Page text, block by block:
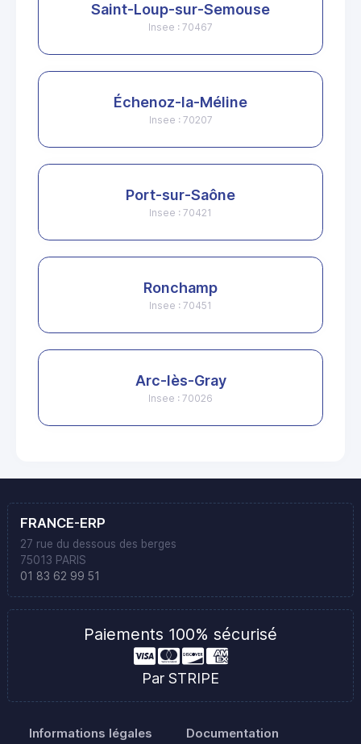
Saint-Loup-sur-Semouse
Insee : 70467
Échenoz-la-Méline
Insee : 70207
Port-sur-Saône
Insee : 70421
Ronchamp
Insee : 70451
Arc-lès-Gray
Insee : 70026
FRANCE-ERP
27 rue du dessous des berges
75013 PARIS
01 83 62 99 51
Paiements 100% sécurisé
Par STRIPE
Informations légales Documentation